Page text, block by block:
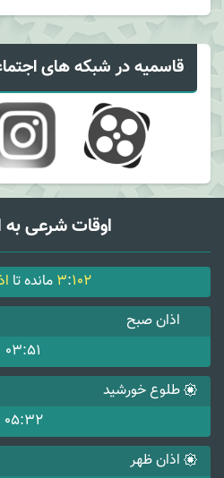
قاسمیه در شبکه های
اوقات شرعی به
3:102 مانده تا
اذان صبح
03:51
طلوع خورشید
05:32
اذان ظهر